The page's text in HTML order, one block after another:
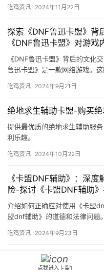
吃鸡资讯 2024年11月22日
探索《DNF鲁迅卡盟》背
《DNF鲁迅卡盟》对游
《DNF鲁迅卡盟》背后的文化
鲁迅卡盟》是一款网络游戏。
吃鸡资讯 2024年9月21日
绝地求生辅助卡盟-购买
提供最优质的绝地求生辅助服
利乐趣。
吃鸡资讯 2024年10月22日
《卡盟DNF辅助》：深
险-探讨《卡盟DNF辅助
现状与合法性分析
介绍如何正确应对使用《卡盟
盟dnf辅助》的道德和法律问题
吃鸡资讯 2024年9月23日
老兵绝地求生卡盟-老兵
点我进入卡盟1